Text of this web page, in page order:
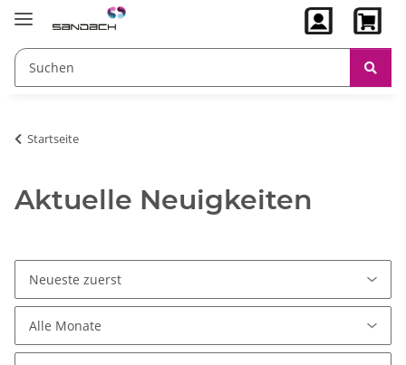
Startseite
Aktuelle Neuigkeiten